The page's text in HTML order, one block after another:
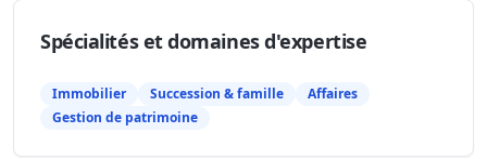
Spécialités et domaines d'expertise
Immobilier Succession & famille
Affaires
Gestion de patrimoine